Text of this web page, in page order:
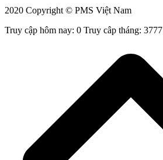
2020 Copyright © PMS Việt Nam
Truy cập hôm nay: 0 Truy câp tháng: 3777